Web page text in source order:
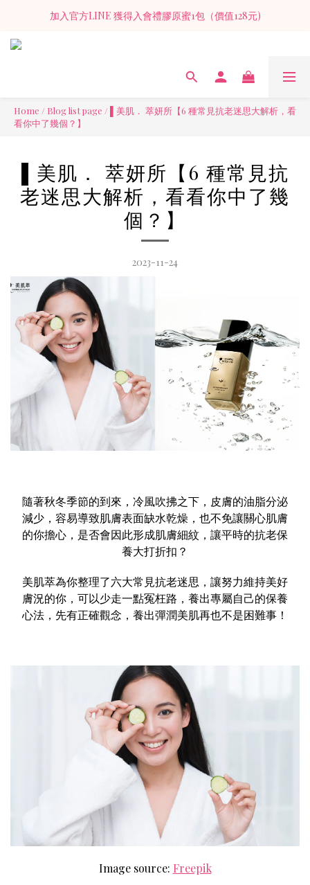
NF+萃莓膠原蜜II 延續經典 9000mg 純魚膠原 × 新配方加乘守護
加入官方LINE 獲得入會禮膠原蜜1包（價值128元)
NF+萃莓膠原蜜II 延續經典 9000mg 純魚膠原 × 新配方加乘守護
Home / Blog list page /
▌美肌． 萃妍所【6 種常見抗老迷思大解析，看
看你中了幾個？】
▌美肌． 萃妍所【6 種常見抗
老迷思大解析，看看你中了幾
個？】
2023-11-24
隨著秋冬季節的到來，冷風吹拂之下，皮膚的油脂分泌
減少，容易導致肌膚表面缺水乾燥，也不免讓關心肌膚
的你擔心，是否會因此形成肌膚細紋，讓平時的抗老保
養大打折扣？
美肌萃為你整理了六大常見抗老迷思，讓努力維持美好
膚況的你，可以少走一點冤枉路，養出專屬自己的保養
心法，先有正確觀念，養出彈潤美肌再也不是困難事！
Image source: Freepik